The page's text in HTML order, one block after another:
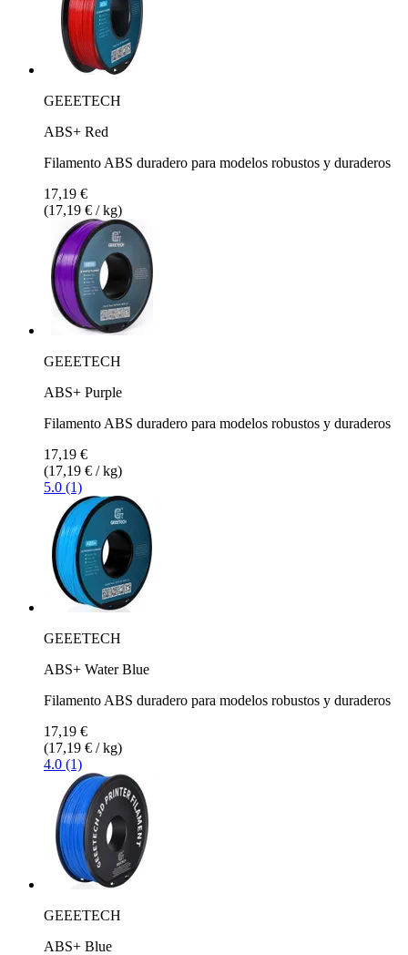
GEEETECH
ABS+ Red
Filamento ABS duradero para modelos robustos y duraderos
17,19 €
(17,19 € / kg)
GEEETECH
ABS+ Purple
Filamento ABS duradero para modelos robustos y duraderos
17,19 €
(17,19 € / kg)
5.0 (1)
GEEETECH
ABS+ Water Blue
Filamento ABS duradero para modelos robustos y duraderos
17,19 €
(17,19 € / kg)
4.0 (1)
GEEETECH
ABS+ Blue